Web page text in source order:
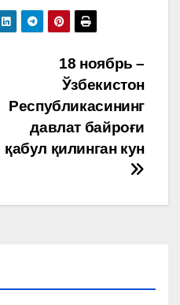
18 ноябрь –
Ўзбекистон
Республикасининг
давлат байроғи
қабул қилинган кун